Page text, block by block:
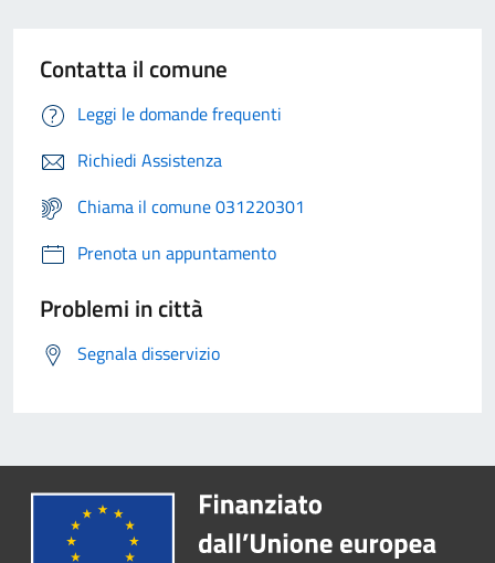
Contatta il comune
Leggi le domande frequenti
Richiedi Assistenza
Chiama il comune 031220301
Prenota un appuntamento
Problemi in città
Segnala disservizio